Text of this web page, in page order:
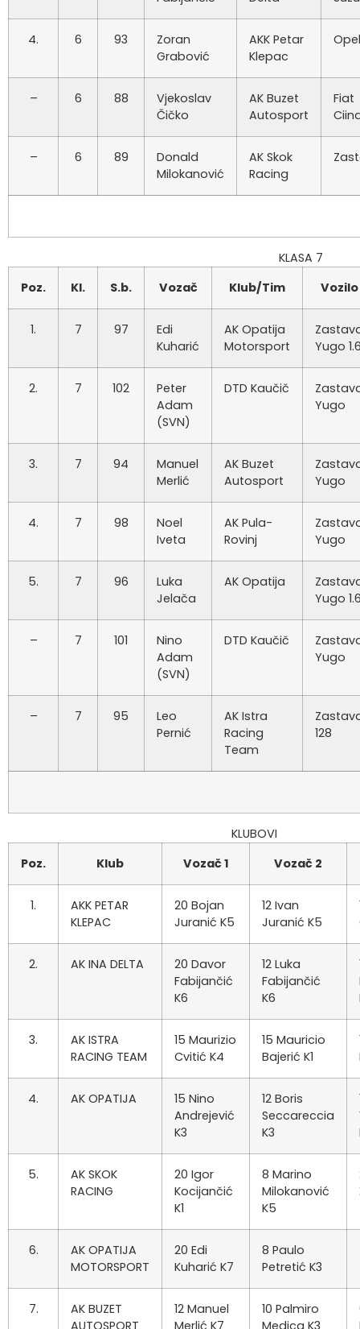
4. 6 93
Zoran
Grabović
AKK Petar
Klepac
– 6 88
Vjekoslav
Čičko
AK Buzet
Autosport
Fiat
– 6 89
Donald
Milokanović
AK Skok
Racing
KLASA 7
Poz.
Kl. S.b. Vozač Klub/Tim Vozilo
1. 7 97
Edi
Kuharić
AK Opatija
Motorsport
Yugo
2. 7 102
Peter
Adam
(SVN)
DTD Kaučič
Yugo
3. 7 94
Manuel
Merlić
AK Buzet
Autosport
Yugo
4. 7 98
Noel
Iveta
AK Pula-
Rovinj
Yugo
5. 7 96
Luka
Jelača
AK Opatija
Yugo
– 7 101
Nino
Adam
(SVN)
DTD Kaučič
Yugo
– 7 95
Leo
Pernić
AK Istra
Racing
Team
128
KLUBOVI
Poz.
Klub Vozač 1 Vozač 2
1.
AKK PETAR
KLEPAC
20 Bojan
Juranić K5
12 Ivan
Juranić K5
2. AK INA DELTA
20 Davor
Fabijančić
K6
12 Luka
Fabijančić
K6
3.
AK ISTRA
RACING TEAM
15 Maurizio
Cvitić K4
15 Mauricio
Bajerić K1
4. AK OPATIJA
15 Nino
Andrejević
K3
12 Boris
Seccareccia
K3
5.
AK SKOK
RACING
20 Igor
Kocijančić
K1
8 Marino
Milokanović
K5
6.
AK OPATIJA
MOTORSPORT
20 Edi
Kuharić K7
8 Paulo
Petretić K3
7.
AK BUZET
12 Manuel
10 Palmiro